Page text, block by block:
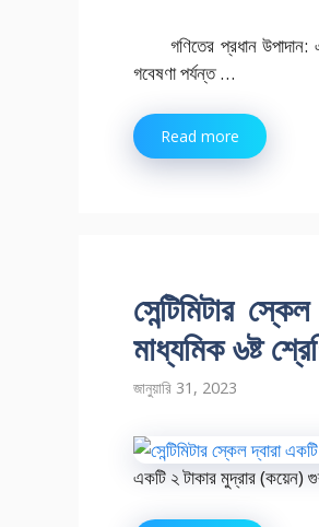
গণিতের প্রধান
গবেষণা পর্যন্ত …
Read more
সেন্টিমিটার
মাধ্যমিক ৬ষ্ট
জানুয়ারি 31, 2023
একটি ২ টাকার মুদ্রার (কয়েন)